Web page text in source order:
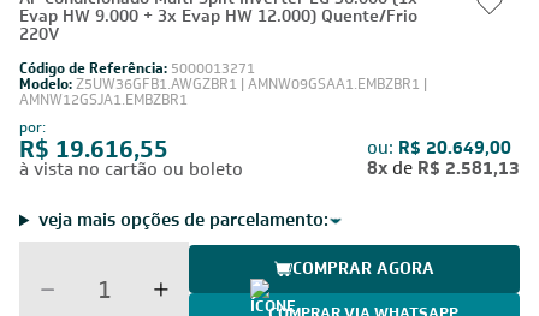
Evap HW 9.000 + 3x Evap HW 12.000) Quente/Frio
220V
Código de Referência: 5000013271
Modelo:Z5UW36GFB1.AWGZBR1 | AMNW09GSAA1.EMBZBR1 |
AMNW12GSJA1.EMBZBR1
por:
R$ 19.616,55
à vista no cartão ou boleto
ou: R$ 20.649,00
8x de R$ 2.581,13
veja mais opções de parcelamento:
COMPRAR AGORA